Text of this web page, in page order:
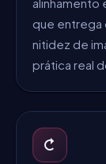
que
nitidez de
prática real